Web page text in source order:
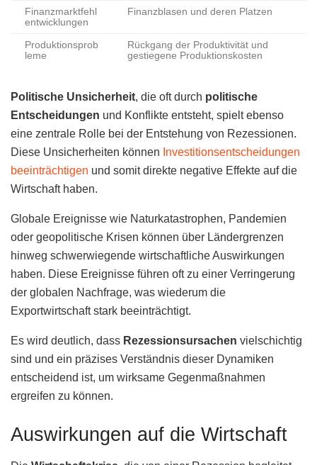
Finanzmarktfehl
entwicklungen
Finanzblasen und deren Platzen
Produktionsprob
leme
Rückgang der Produktivität und
gestiegene Produktionskosten
Politische Unsicherheit, die oft durch politische
Entscheidungen und Konflikte entsteht, spielt ebenso
eine zentrale Rolle bei der Entstehung von Rezessionen.
Diese Unsicherheiten können Investitionsentscheidungen
beeinträchtigen und somit direkte negative Effekte auf die
Wirtschaft haben.
Globale Ereignisse wie Naturkatastrophen, Pandemien
oder geopolitische Krisen können über Ländergrenzen
hinweg schwerwiegende wirtschaftliche Auswirkungen
haben. Diese Ereignisse führen oft zu einer Verringerung
der globalen Nachfrage, was wiederum die
Exportwirtschaft stark beeinträchtigt.
Es wird deutlich, dass Rezessionsursachen vielschichtig
sind und ein präzises Verständnis dieser Dynamiken
entscheidend ist, um wirksame Gegenmaßnahmen
ergreifen zu können.
Auswirkungen auf die Wirtschaft